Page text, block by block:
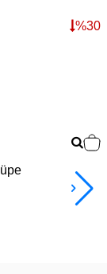
%30